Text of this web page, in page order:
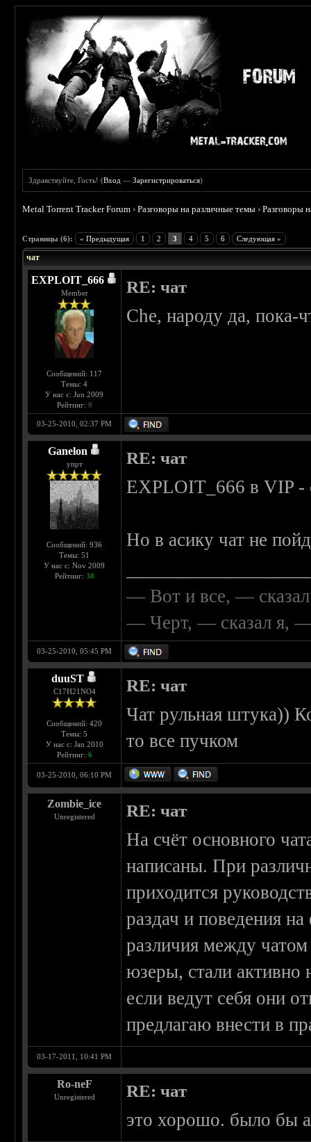
Здравствуйте, Гость! (Вход —Зарегистрироваться)
Metal Torrent Tracker Forum ›Разговоры на различные темы ›Разговоры
Страницы (6): « Предыдущая 1 2 3 4 5 6 Следующая »
чат
EXPLOIT_666
Member
Сообщений: 117
Темы: 4
У нас с: Jun 2009
Рейтинг: 0
RE: чат
Che, народу да, пока-
03-25-2010, 02:37 PM
Ganelon
упрт
Сообщений: 936
Темы: 51
У нас с: Nov 2009
Рейтинг: 38
RE: чат
EXPLOIT_666 в VIP -
Но в асику чат не
— Вот и все, —
— Черт, — сказал я, —
03-25-2010, 05:45 PM
duuST
С17H21NO4
Сообщений: 420
Темы: 5
У нас с: Jan 2010
Рейтинг: 6
RE: чат
Чат рульная штука))
то все пучком
03-25-2010, 06:10 PM
Zombie_ice
Unregistered RE: чат
На счёт основного
написаны. При
приходится
раздач и поведения
различия между
юзеры, стали активно
если ведут себя они
предлагаю внести в
03-17-2011, 10:41 PM
Ro-neF
Unregistered RE: чат
это хорошо. было бы